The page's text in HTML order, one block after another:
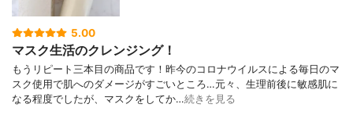
5.00
マスク生活のクレンジング！
もうリピート三本目の商品です！昨今のコロナウイルスによる毎日のマ
スク使用で肌へのダメージがすごいところ…元々、生理前後に敏感肌に
なる程度でしたが、マスクをしてか…続きを見る